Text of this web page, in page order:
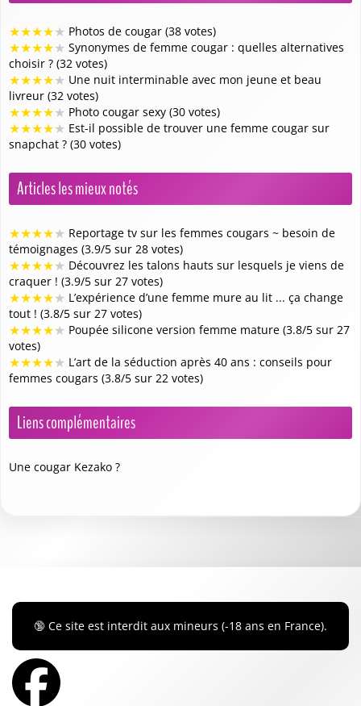
★★★★★ Photos de cougar (38 votes)
★★★★★ Synonymes de femme cougar : quelles alternatives
choisir ? (32 votes)
★★★★★ Une nuit interminable avec mon jeune et beau
livreur (32 votes)
★★★★★ Photo cougar sexy (30 votes)
★★★★★ Est-il possible de trouver une femme cougar sur
snapchat ? (30 votes)
Articles les mieux notés
★★★★★ Reportage tv sur les femmes cougars ~ besoin de
témoignages (3.9/5 sur 28 votes)
★★★★★ Découvrez les talons hauts sur lesquels je viens de
craquer ! (3.9/5 sur 27 votes)
★★★★★ L’expérience d’une femme mure au lit ... ça change
tout ! (3.8/5 sur 27 votes)
★★★★★ Poupée silicone version femme mature (3.8/5 sur 27
votes)
★★★★★ L’art de la séduction après 40 ans : conseils pour
femmes cougars (3.8/5 sur 22 votes)
Liens complémentaires
Une cougar Kezako ?
🔞 Ce site est interdit aux mineurs (-18 ans en France).